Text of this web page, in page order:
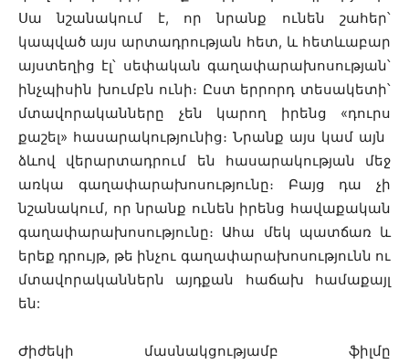
Սա նշանակում է, որ նրանք ունեն շահեր՝
կապված այս արտադրության հետ, և հետևաբար
այստեղից էլ՝ սեփական գաղափարախոսության՝
ինչպիսին խումբն ունի։ Ըստ երրորդ տեսակետի՝
մտավորականները չեն կարող իրենց «դուրս
քաշել» հասարակությունից։ Նրանք այս կամ այն ​​
ձևով վերարտադրում են հասարակության մեջ
առկա գաղափարախոսությունը։ Բայց դա չի
նշանակում, որ նրանք ունեն իրենց հավաքական
գաղափարախոսությունը։ Ահա մեկ պատճառ և
երեք դրույթ, թե ինչու գաղափարախոսությունն ու
մտավորականներն այդքան հաճախ համաքայլ
են:
Ժիժեկի մասնակցությամբ ֆիլմը